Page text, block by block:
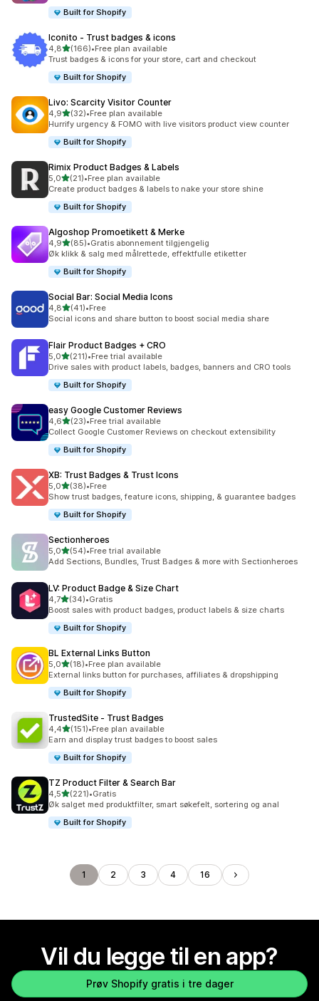
Built for Shopify
Iconito ‑ Trust badges & icons
4,8av 5 stjerner
(166)
Totalt 166 omtaler
•Free plan available
Trust badges & icons for your store, cart and checkout
Built for Shopify
Livo: Scarcity Visitor Counter
4,9av 5 stjerner
(32)
Totalt 32 omtaler
•Free plan available
Hurrify urgency & FOMO with live visitors product view counter
Built for Shopify
Rimix Product Badges & Labels
5,0av 5 stjerner
(21)
Totalt 21 omtaler
•Free plan available
Create product badges & labels to nake your store shine
Built for Shopify
Algoshop Promoetikett & Merke
4,9av 5 stjerner
(85)
Totalt 85 omtaler
•Gratis abonnement tilgjengelig
Øk klikk & salg med målrettede, effektfulle etiketter
Built for Shopify
Social Bar: Social Media Icons
4,8av 5 stjerner
(41)
Totalt 41 omtaler
•Free
Social icons and share button to boost social media share
Flair Product Badges + CRO
5,0av 5 stjerner
(211)
Totalt 211 omtaler
•Free trial available
Drive sales with product labels, badges, banners and CRO tools
Built for Shopify
easy Google Customer Reviews
4,6av 5 stjerner
(23)
Totalt 23 omtaler
•Free trial available
Collect Google Customer Reviews on checkout extensibility
Built for Shopify
XB: Trust Badges & Trust Icons
5,0av 5 stjerner
(38)
Totalt 38 omtaler
•Free
Show trust badges, feature icons, shipping, & guarantee badges
Built for Shopify
Sectionheroes
5,0av 5 stjerner
(54)
Totalt 54 omtaler
•Free trial available
Add Sections, Bundles, Trust Badges & more with Sectionheroes
LV: Product Badge & Size Chart
4,7av 5 stjerner
(34)
Totalt 34 omtaler
•Gratis
Boost sales with product badges, product labels & size charts
Built for Shopify
BL External Links Button
5,0av 5 stjerner
(18)
Totalt 18 omtaler
•Free plan available
External links button for purchases, affiliates & dropshipping
Built for Shopify
TrustedSite ‑ Trust Badges
4,4av 5 stjerner
(151)
Totalt 151 omtaler
•Free plan available
Earn and display trust badges to boost sales
Built for Shopify
TZ Product Filter & Search Bar
4,5av 5 stjerner
(221)
Totalt 221 omtaler
•Gratis
Øk salget med produktfilter, smart søkefelt, sortering og anal
Built for Shopify
1 2 3 4 16
Vil du legge til en app?
Prøv Shopify gratis i tre dager